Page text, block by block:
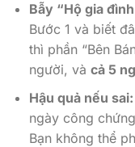
Bẫy “Hộ gia
Bước 1 và biết
thì phần “Bên
người, và cả 5
Hậu quả nếu sai:
ngày công
Bạn không thể